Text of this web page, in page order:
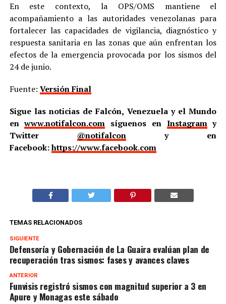
En este contexto, la OPS/OMS mantiene el
acompañamiento a las autoridades venezolanas para
fortalecer las capacidades de vigilancia, diagnóstico y
respuesta sanitaria en las zonas que aún enfrentan los
efectos de la emergencia provocada por los sismos del
24 de junio.
Fuente: Versión Final
Sigue las noticias de Falcón, Venezuela y el Mundo
enwww.notifalcon.com síguenos en Instagramy
Twitter @notifalcony en
Facebook:https://www.facebook.com
TEMAS RELACIONADOS
SIGUIENTE
Defensoría y Gobernación de La Guaira evalúan plan de
recuperación tras sismos: fases y avances claves
ANTERIOR
Funvisis registró sismos con magnitud superior a 3 en
Apure y Monagas este sábado